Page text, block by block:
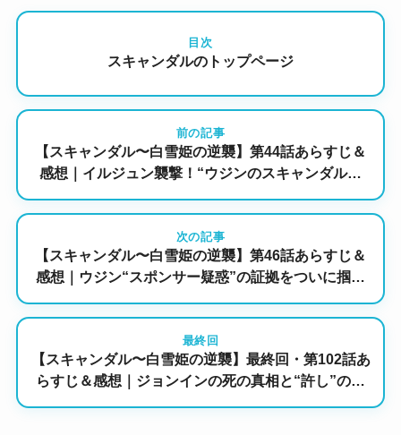
目次
スキャンダルのトップページ
前の記事
【スキャンダル〜白雪姫の逆襲】第44話あらすじ＆
感想｜イルジュン襲撃！“ウジンのスキャンダル写
次の記事
【スキャンダル〜白雪姫の逆襲】第46話あらすじ＆
感想｜ウジン“スポンサー疑惑”の証拠をついに掴ん
最終回
【スキャンダル〜白雪姫の逆襲】最終回・第102話あ
らすじ＆感想｜ジョンインの死の真相と“許し”の行